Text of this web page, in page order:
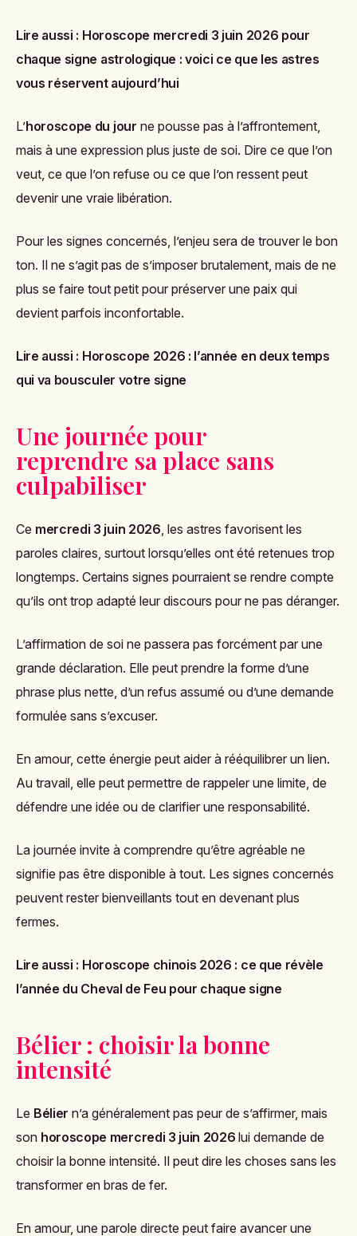
Lire aussi : Horoscope mercredi 3 juin 2026 pour
chaque signe astrologique : voici ce que les astres
vous réservent aujourd’hui
L’horoscope du jour ne pousse pas à l’affrontement,
mais à une expression plus juste de soi. Dire ce que l’on
veut, ce que l’on refuse ou ce que l’on ressent peut
devenir une vraie libération.
Pour les signes concernés, l’enjeu sera de trouver le bon
ton. Il ne s’agit pas de s’imposer brutalement, mais de ne
plus se faire tout petit pour préserver une paix qui
devient parfois inconfortable.
Lire aussi : Horoscope 2026 : l’année en deux temps
qui va bousculer votre signe
Une journée pour
reprendre sa place sans
culpabiliser
Ce mercredi 3 juin 2026 , les astres favorisent les
paroles claires, surtout lorsqu’elles ont été retenues trop
longtemps. Certains signes pourraient se rendre compte
qu’ils ont trop adapté leur discours pour ne pas déranger.
L’affirmation de soi ne passera pas forcément par une
grande déclaration. Elle peut prendre la forme d’une
phrase plus nette, d’un refus assumé ou d’une demande
formulée sans s’excuser.
En amour, cette énergie peut aider à rééquilibrer un lien.
Au travail, elle peut permettre de rappeler une limite, de
défendre une idée ou de clarifier une responsabilité.
La journée invite à comprendre qu’être agréable ne
signifie pas être disponible à tout. Les signes concernés
peuvent rester bienveillants tout en devenant plus
fermes.
Lire aussi : Horoscope chinois 2026 : ce que révèle
l’année du Cheval de Feu pour chaque signe
Bélier : choisir la bonne
intensité
Le Bélier n’a généralement pas peur de s’affirmer, mais
son horoscope mercredi 3 juin 2026 lui demande de
choisir la bonne intensité. Il peut dire les choses sans les
transformer en bras de fer.
En amour, une parole directe peut faire avancer une